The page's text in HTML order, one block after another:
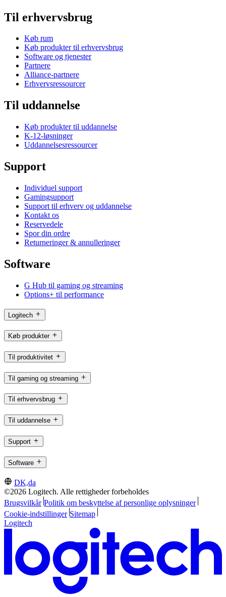
Til erhvervsbrug
Køb rum
Køb produkter til erhvervsbrug
Software og tjenester
Partnere
Alliance-partnere
Erhvervsressourcer
Til uddannelse
Køb produkter til uddannelse
K-12-løsninger
Uddannelsesressourcer
Support
Individuel support
Gamingsupport
Support til erhverv og uddannelse
Kontakt os
Reservedele
Spor din ordre
Returneringer & annulleringer
Software
G Hub til gaming og streaming
Options+ til performance
Logitech
Køb produkter
Til produktivitet
Til gaming og streaming
Til erhvervsbrug
Til uddannelse
Support
Software
DK,da
©2026 Logitech. Alle rettigheder forbeholdes
Brugsvilkår Politik om beskyttelse af personlige oplysninger
Cookie-indstillinger Sitemap
Logitech